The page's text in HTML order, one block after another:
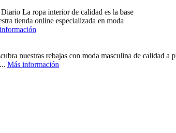
La ropa interior de calidad es la base
tienda online especializada en moda
nuestras rebajas con moda masculina de
Más información